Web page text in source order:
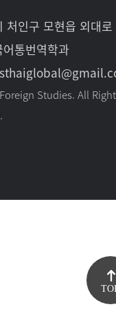
처인구 모현읍 외대
통번역학과
Studies. All